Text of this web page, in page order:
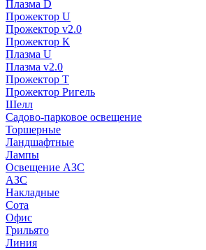
Плазма D
Прожектор U
Прожектор v2.0
Прожектор К
Плазма U
Плазма v2.0
Прожектор Т
Прожектор Ригель
Шелл
Садово-парковое освещение
Торшерные
Ландшафтные
Лампы
Освещение АЗС
АЗС
Накладные
Сота
Офис
Грильято
Линия